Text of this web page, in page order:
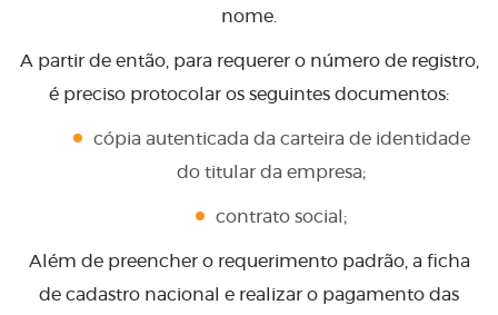
nome.
A partir de então, para requerer o número de registro,
é preciso protocolar os seguintes documentos:
cópia autenticada da carteira de identidade
do titular da empresa;
contrato social;
Além de preencher o requerimento padrão, a ficha
de cadastro nacional e realizar o pagamento das